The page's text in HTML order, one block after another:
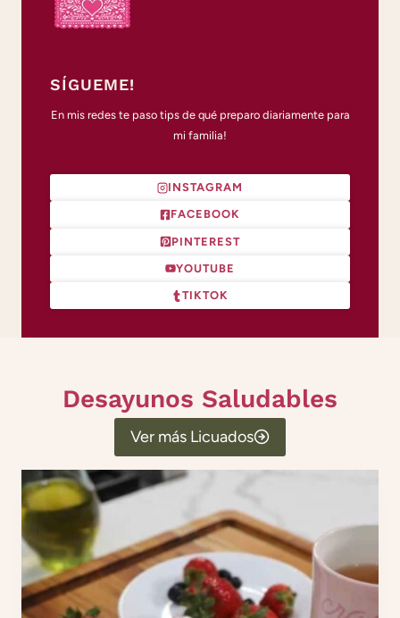
SÍGUEME!
En mis redes te paso tips de qué preparo diariamente para
mi familia!
INSTAGRAM
FACEBOOK
PINTEREST
YOUTUBE
TIKTOK
Desayunos Saludables
Ver más Licuados